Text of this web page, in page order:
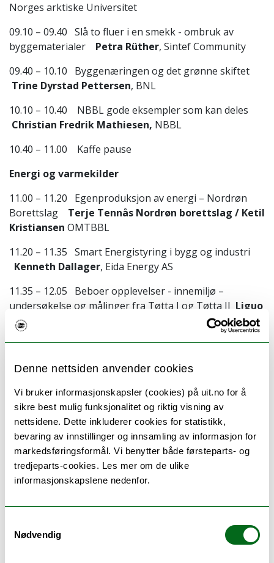
Denne nettsiden anvender cookies
Vi bruker informasjonskapsler (cookies) på uit.no for å
sikre best mulig funksjonalitet og riktig visning av
nettsidene. Dette inkluderer cookies for statistikk,
bevaring av innstillinger og innsamling av informasjon for
markedsføringsformål. Vi benytter både førsteparts- og
tredjeparts-cookies. Les mer om de ulike
informasjonskapslene nedenfor.
Nødvendig
Norges arktiske Universitet
09.10 – 09.40 Slå to fluer i en smekk - ombruk av
byggematerialer Petra Rüther, SintefCommunity
09.40 – 10.10 Byggenæringen og det grønne skiftet
Trine Dyrstad Pettersen, BNL
10.10 – 10.40 NBBL gode eksempler som kan deles
Christian Fredrik Mathiesen, NBBL
10.40 – 11.00 Kaffe pause
Energi og varmekilder
11.00 – 11.20 Egenproduksjon av energi – Nordrøn
Borettslag Terje Tennås Nordrøn borettslag / Ketil
Kristiansen OMTBBL
11.20 – 11.35 Smart Energistyring i bygg og industri
Kenneth Dallager, Eida Energy AS
11.35 – 12.05 Beboer opplevelser - innemiljø –
undersøkelse og målinger fra Tøtta I og Tøtta II Liguo
Chen,
UiT-Norges arktiske
universitet
12.50 – 13.10 Boligmeldingen 2030 – Lengre hjemme,
hva kreves?Kirstin Leiros, Atle Hornig,OMTBBL
13.10 – 13.30 Riktig samfunns og arealplanlegging for
å møte eldrebølgenMarianne Dobak Kvensjø,
Narvik Kommune.
13.50 – 14.00